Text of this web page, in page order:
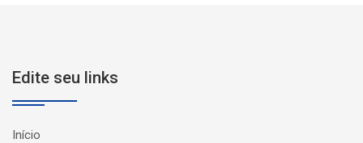
Edite seu links
Início